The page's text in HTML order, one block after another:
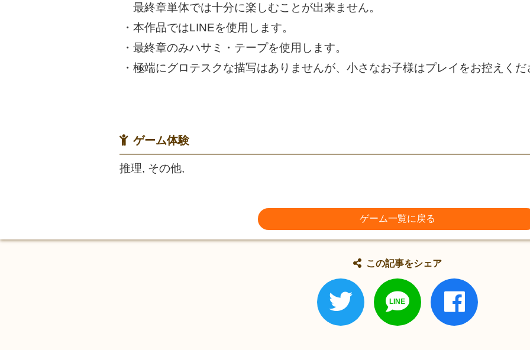
最終章単体では十分に楽しむことが出来ません。
・本作品ではLINEを使用します。
・最終章のみハサミ・テープを使用します。
・極端にグロテスクな描写はありませんが、小さなお子様はプレイをお控えくだ
ゲーム体験
推理, その他,
ゲーム一覧に戻る
この記事をシェア